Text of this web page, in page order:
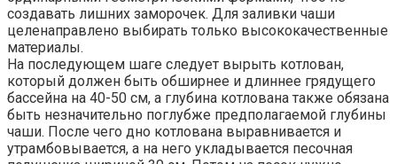
создавать лишних заморочек. Для заливки чаши
целенаправлено выбирать только высококачественные
материалы.
На последующем шаге следует вырыть котлован,
который должен быть обширнее и длиннее грядущего
бассейна на 40-50 см, а глубина котлована также обязана
быть незначительно поглубже предполагаемой глубины
чаши. После чего дно котлована выравнивается и
утрамбовывается, а на него укладывается песочная